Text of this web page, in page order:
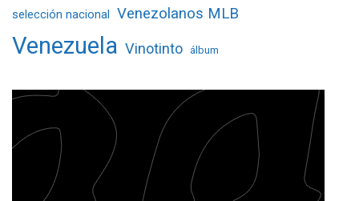
selección nacional Venezolanos MLB
Venezuela Vinotinto álbum